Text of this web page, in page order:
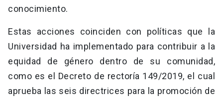
conocimiento.
Estas acciones coinciden con políticas que la
Universidad ha implementado para contribuir a la
equidad de género dentro de su comunidad,
como es el Decreto de rectoría 149/2019, el cual
aprueba las seis directrices para la promoción de